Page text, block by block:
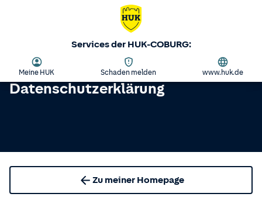
Services der HUK-COBURG:
Meine HUK Schaden melden www.huk.de
Datenschutzerklärung
Zu meiner Homepage